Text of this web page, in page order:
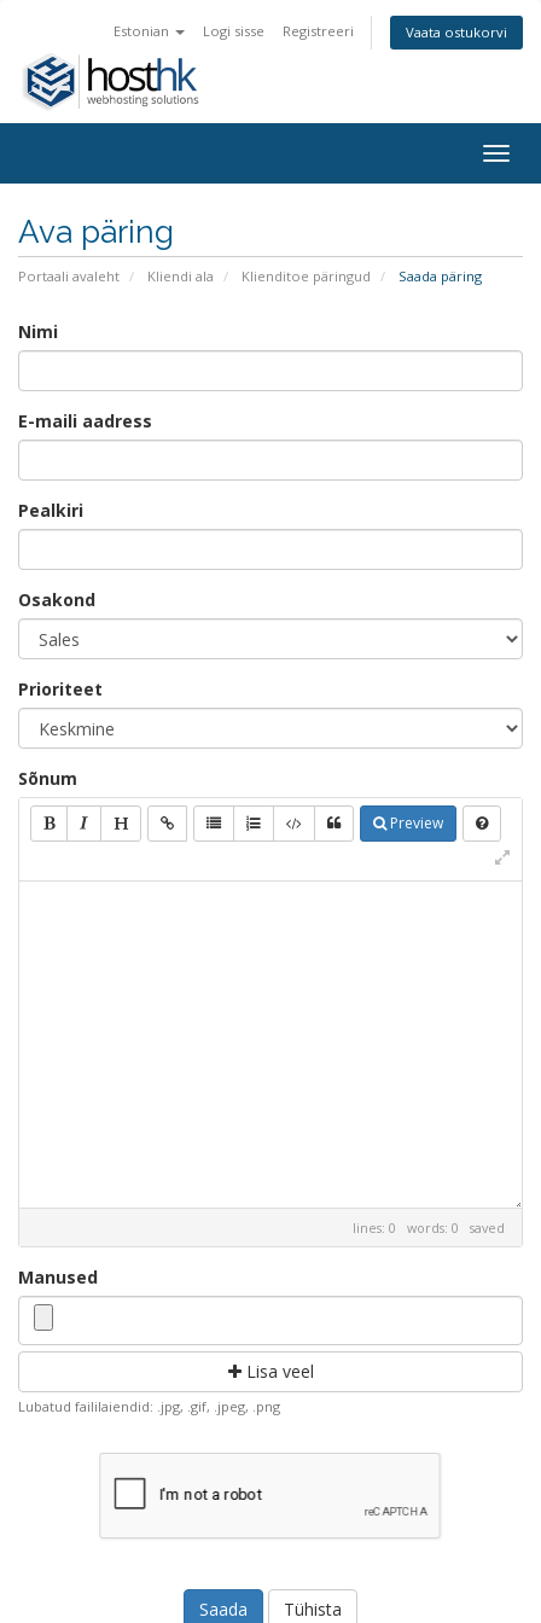
Estonian Logi sisse Registreeri Vaata ostukorvi
Ava päring
Portaali avaleht Kliendi ala Klienditoe päringud Saada päring
Nimi
E-maili aadress
Pealkiri
Osakond
Prioriteet
Sõnum
Preview
lines: 0 words: 0 saved
Manused
Lisa veel
Lubatud faililaiendid: .jpg, .gif, .jpeg, .png
Tühista